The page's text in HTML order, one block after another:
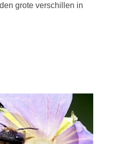
grote verschillen in